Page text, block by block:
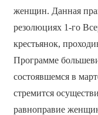
женщин. Данная
резолюциях 1-го
крестьянок,
Программе
состоявшемся в
стремится
равноправие